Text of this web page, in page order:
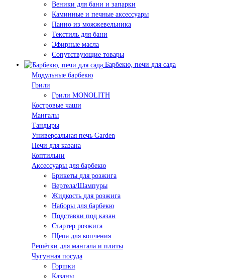
Веники для бани и запарки
Каминные и печные аксессуары
Панно из можжевельника
Текстиль для бани
Эфирные масла
Сопутствующие товары
Барбекю, печи для сада
Модульные барбекю
Грили
Грили MONOLITH
Костровые чаши
Мангалы
Тандыры
Универсальная печь Garden
Печи для казана
Коптильни
Аксессуары для барбекю
Брикеты для розжига
Вертела/Шампуры
Жидкость для розжига
Наборы для барбекю
Подставки под казан
Стартер розжига
Щепа для копчения
Решётки для мангала и плиты
Чугунная посуда
Горшки
Казаны